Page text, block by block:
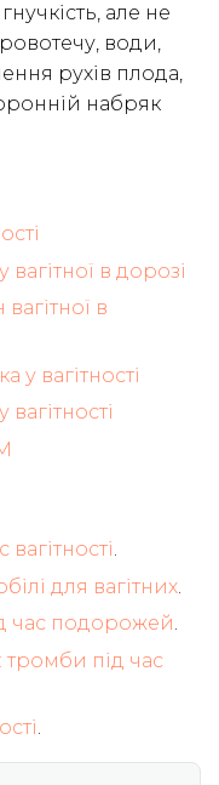
але не
води,
рухів плода,
набряк
в дорозі
в
у вагітності
.
для вагітних
час подорожей.
тромби під час
.